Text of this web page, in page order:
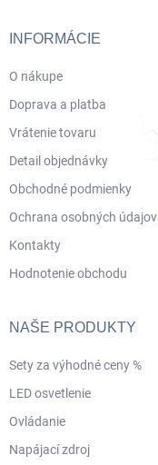
INFORMÁCIE
O nákupe
Doprava a platba
Vrátenie tovaru
Detail objednávky
Obchodné podmienky
Ochrana osobných údajov
Kontakty
Hodnotenie obchodu
NAŠE PRODUKTY
Sety za výhodné ceny %
LED osvetlenie
Ovládanie
Napájací zdroj